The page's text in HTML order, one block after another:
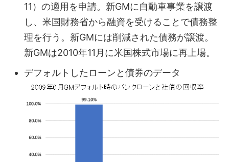
11）の適用を申請。新GMに自動車事業を譲渡
し、米国財務省から融資を受けることで債務整
理を行う。新GMには削減された債務が譲渡。
新GMは2010年11月に米国株式市場に再上場。
デフォルトしたローンと債券のデータ